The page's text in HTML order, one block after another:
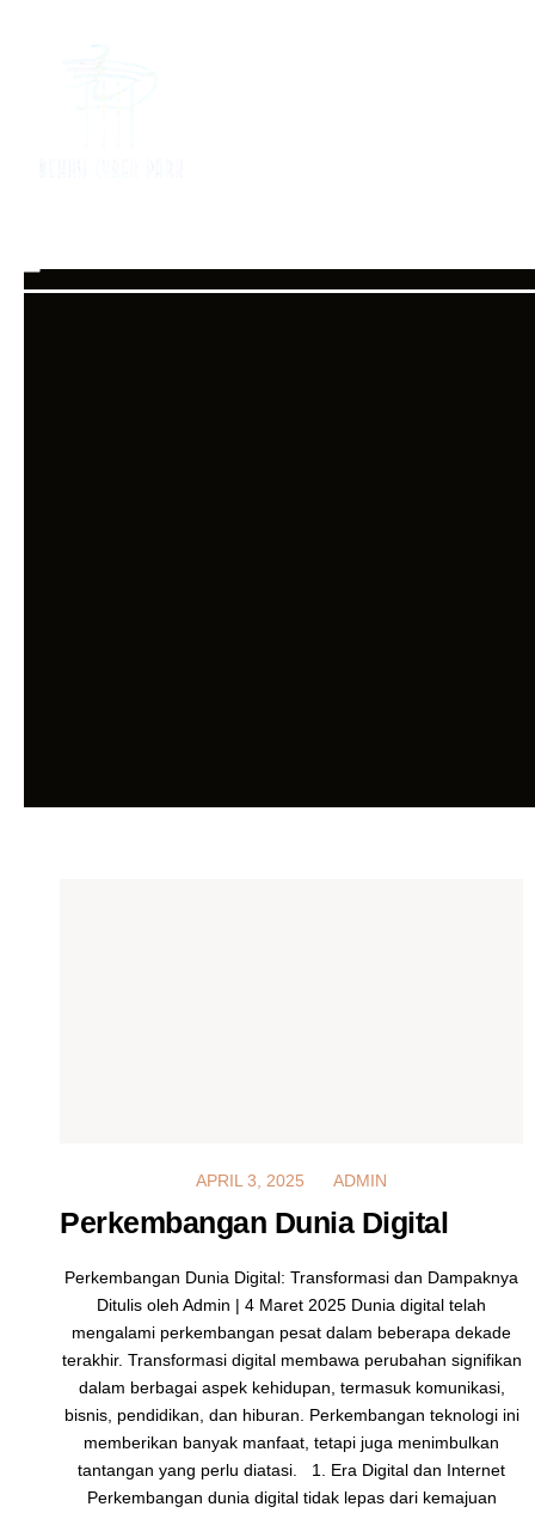
MARCH 4, 2025
APRIL 3, 2025 ADMIN
Perkembangan Dunia Digital
Perkembangan Dunia Digital: Transformasi dan Dampaknya
Ditulis oleh Admin | 4 Maret 2025 Dunia digital telah
mengalami perkembangan pesat dalam beberapa dekade
terakhir. Transformasi digital membawa perubahan signifikan
dalam berbagai aspek kehidupan, termasuk komunikasi,
bisnis, pendidikan, dan hiburan. Perkembangan teknologi ini
memberikan banyak manfaat, tetapi juga menimbulkan
tantangan yang perlu diatasi. 1. Era Digital dan Internet
Perkembangan dunia digital tidak lepas dari kemajuan